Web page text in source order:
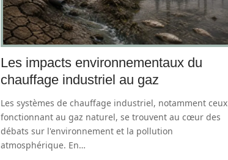
Les impacts environnementaux du
chauffage industriel au gaz
Les systèmes de chauffage industriel, notamment ceux
fonctionnant au gaz naturel, se trouvent au cœur des
débats sur l'environnement et la pollution
atmosphérique. En…